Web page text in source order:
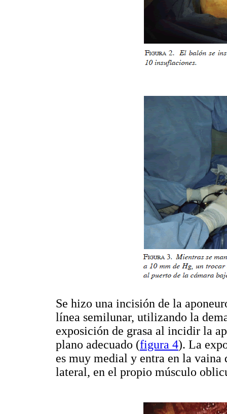
Se hizo una incisión de la
línea semilunar, utilizando la
exposición de grasa al incidir la
plano adecuado (figura 4). La
es muy medial y entra en la
lateral, en el propio músculo